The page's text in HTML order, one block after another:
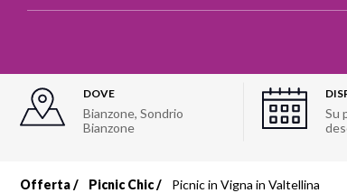
DOVE
Bianzone, Sondrio
Bianzone
Su
Offerta Picnic Chic Picnic in Vigna in Valtellina